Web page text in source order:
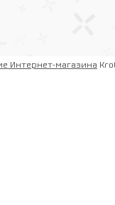
Интернет-магазина